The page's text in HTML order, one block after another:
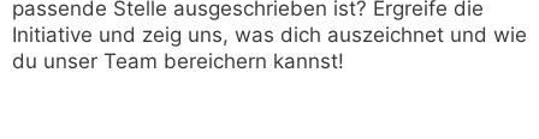
passende Stelle ausgeschrieben ist? Ergreife die
Initiative und zeig uns, was dich auszeichnet und wie
du unser Team bereichern kannst!